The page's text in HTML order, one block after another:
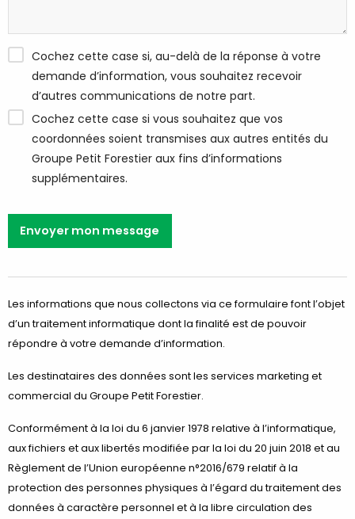
Cochez cette case si, au-delà de la réponse à votre
demande d’information, vous souhaitez recevoir
d’autres communications de notre part.
Cochez cette case si vous souhaitez que vos
coordonnées soient transmises aux autres entités du
Groupe Petit Forestier aux fins d’informations
supplémentaires.
Envoyer mon message
Les informations que nous collectons via ce formulaire font l’objet
d’un traitement informatique dont la finalité est de pouvoir
répondre à votre demande d’information.
Les destinataires des données sont les services marketing et
commercial du Groupe Petit Forestier.
Conformément à la loi du 6 janvier 1978 relative à l’informatique,
aux fichiers et aux libertés modifiée par la loi du 20 juin 2018 et au
Règlement de l’Union européenne n°2016/679 relatif à la
protection des personnes physiques à l’égard du traitement des
données à caractère personnel et à la libre circulation des